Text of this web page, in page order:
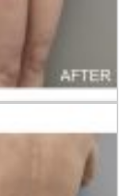
ПД
с Вами
Моих ПД